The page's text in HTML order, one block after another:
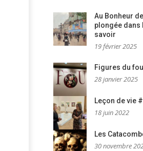
Au Bonheur
plongée dans
savoir
19 février 2025
Figures du
28 janvier 2025
Leçon de vie
18 juin 2022
Les
30 novembre